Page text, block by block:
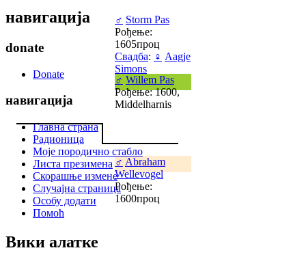
♂ Storm Pas
Рођење:
1605проц
Свадба: ♀ Aagje
Simons
♂ Willem Pas
Рођење: 1600,
Middelharnis
♂ Abraham
Wellevogel
Рођење:
1600проц
навигација
donate
Donate
навигација
Главна страна
Радионица
Моје породично стабло
Листа презимена
Скорашње измене
Случајна страница
Особу додати
Помоћ
Вики алатке